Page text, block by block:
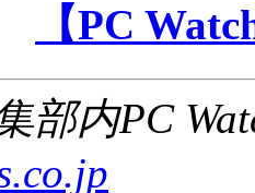
【PC
部内PC